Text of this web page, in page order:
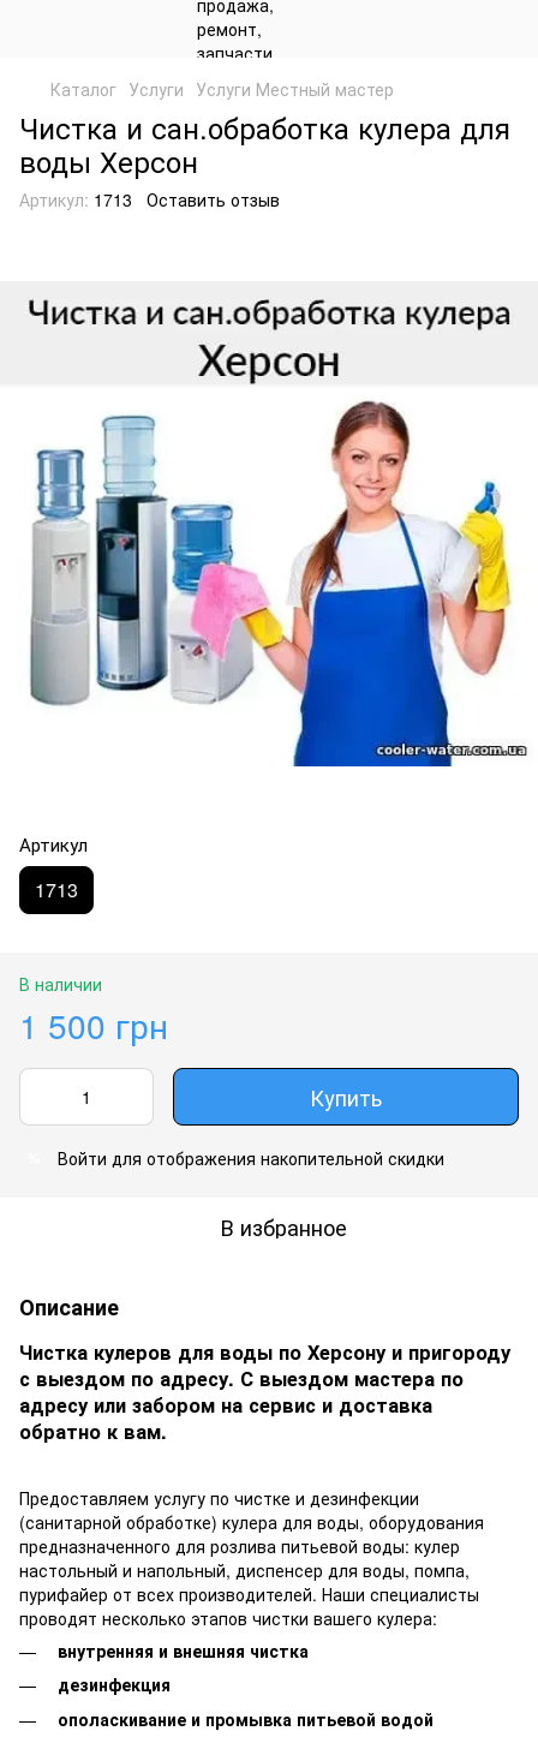
Каталог Услуги Услуги Местный мастер
Чистка и сан.обработка кулера для
воды Херсон
Артикул: 1713 Оставить отзыв
Артикул
1713
В наличии
1 500 грн
Купить
Войти для отображения накопительной скидки
В избранное
Описание
Чистка кулеров для воды по Херсону и пригороду
с выездом по адресу. С выездом мастера по
адресу или забором на сервис и доставка
обратно к вам.
Предоставляем услугу по чистке и дезинфекции
(санитарной обработке) кулера для воды, оборудования
предназначенного для розлива питьевой воды: кулер
настольный и напольный, диспенсер для воды, помпа,
пурифайер от всех производителей. Наши специалисты
проводят несколько этапов чистки вашего кулера:
внутренняя и внешняя чистка
дезинфекция
ополаскивание и промывка питьевой водой